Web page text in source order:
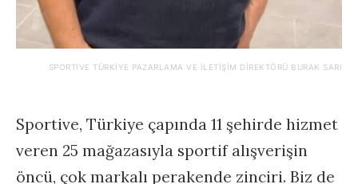
SPORTIVE TÜRKIYE PAZARLAMA VE İLETIŞIM DIREKTÖRÜ BURAK SARI
Sportive, Türkiye çapında 11 şehirde hizmet
veren 25 mağazasıyla sportif alışverişin
öncü, çok markalı perakende zinciri. Biz de